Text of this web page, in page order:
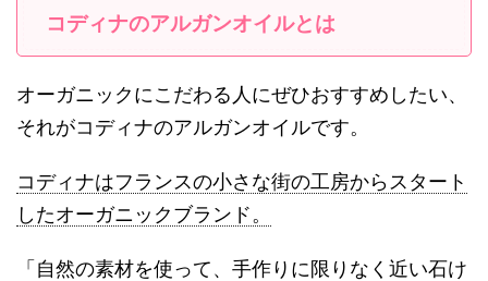
コディナのアルガンオイルとは
オーガニックにこだわる人にぜひおすすめしたい、
それがコディナのアルガンオイルです。
コディナはフランスの小さな街の工房からスタート
したオーガニックブランド。
「自然の素材を使って、手作りに限りなく近い石け